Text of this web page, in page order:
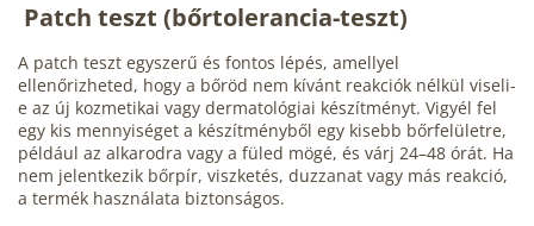
Patch teszt (bőrtolerancia-teszt)
A patch teszt egyszerű és fontos lépés, amellyel
ellenőrizheted, hogy a bőröd nem kívánt reakciók nélkül viseli-
e az új kozmetikai vagy dermatológiai készítményt. Vigyél fel
egy kis mennyiséget a készítményből egy kisebb bőrfelületre,
például az alkarodra vagy a füled mögé, és várj 24–48 órát. Ha
nem jelentkezik bőrpír, viszketés, duzzanat vagy más reakció,
a termék használata biztonságos.